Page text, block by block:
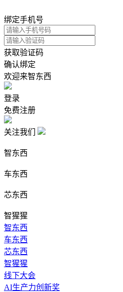
绑定手机号
获取验证码
确认绑定
欢迎来智东西
登录
免费注册
关注我们
智东西
车东西
芯东西
智猩猩
智东西
车东西
芯东西
智猩猩
线下大会
AI生产力创新奖